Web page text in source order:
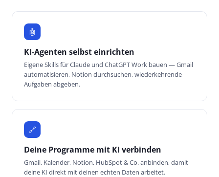
🤖
KI-Agenten selbst einrichten
Eigene Skills für Claude und ChatGPT Work bauen — Gmail
automatisieren, Notion durchsuchen, wiederkehrende
Aufgaben abgeben.
🔗
Deine Programme mit KI verbinden
Gmail, Kalender, Notion, HubSpot & Co. anbinden, damit
deine KI direkt mit deinen echten Daten arbeitet.